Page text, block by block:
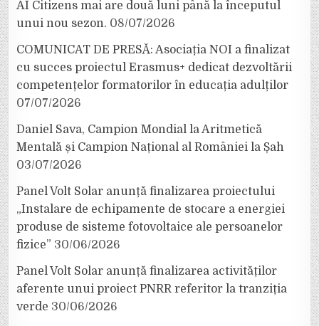
AI Citizens mai are două luni până la începutul
unui nou sezon. 08/07/2026
COMUNICAT DE PRESĂ: Asociația NOI a finalizat
cu succes proiectul Erasmus+ dedicat dezvoltării
competențelor formatorilor în educația adulților
07/07/2026
Daniel Sava, Campion Mondial la Aritmetică
Mentală și Campion Național al României la Șah
03/07/2026
Panel Volt Solar anunță finalizarea proiectului
„Instalare de echipamente de stocare a energiei
produse de sisteme fotovoltaice ale persoanelor
fizice” 30/06/2026
Panel Volt Solar anunță finalizarea activităților
aferente unui proiect PNRR referitor la tranziția
verde 30/06/2026